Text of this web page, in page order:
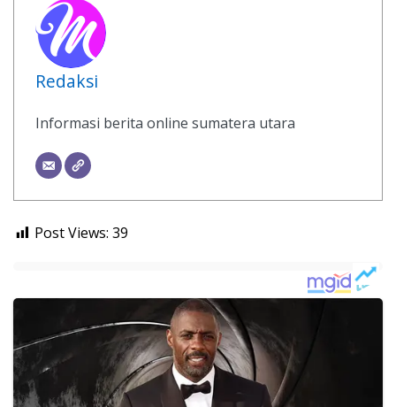
Redaksi
Informasi berita online sumatera utara
Post Views: 39